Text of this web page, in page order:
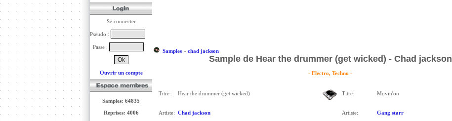
Se connecter
Pseudo :
Passe :
Ouvrir un compte
Samples: 64835
Reprises: 4006
Samples» chad jackson
Sample de Hear the drummer (get wicked) - Chad jackson
- Electro, Techno -
Titre: Hear the drummer (get wicked)
Artiste: Chad jackson
Titre: Movin'on
Artiste: Gang starr